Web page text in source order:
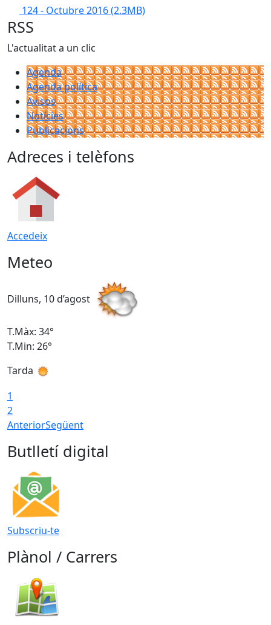
124 - Octubre 2016(2.3MB)
RSS
L'actualitat a un clic
Agenda
Agenda política
Avisos
Notícies
Publicacions
Adreces i telèfons
Accedeix
Meteo
Dilluns, 10 d’agost
T.Màx: 34°
T.Min: 26°
Tarda
1
2
AnteriorSegüent
Butlletí digital
Subscriu-te
Plànol / Carrers